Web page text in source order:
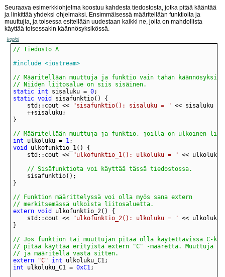
Seuraava esimerkkiohjelma koostuu kahdesta tiedostosta, jotka pitää kääntää
ja linkittää yhdeksi ohjelmaksi. Ensimmäisessä määritellään funktioita ja
muuttujia, ja toisessa esitellään uudestaan kaikki ne, joita on mahdollista
käyttää toisessakin käännösyksikössä.
kopioi
// Tiedosto A
#include <iostream>
// Niiden liitosalue on siis sisäinen.
static int sisaluku = 0
static void
	std::cout <<
"sisafunktio(): sisaluku = "
// Määritellään muuttuja ja funktio, joilla on ulkoinen
int ulkoluku = 1
void
	std::cout <<
"ulkofunktio_1(): ulkoluku = "
// Sisäfunktiota voi käyttää tässä tiedostossa.
// merkitsemässä ulkoista liitosaluetta.
extern void
	std::cout <<
"ulkofunktio_2(): ulkoluku = "
// ja määritellä vasta sitten.
extern
"C" int
int ulkoluku_C1 = 0xC1